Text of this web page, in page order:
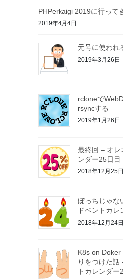
PHPerkaigi 2019に行って
2019年4月4日
元号に使われ
2019年3月26日
rcloneで
rsyncする
2019年1月26日
最終回 – オレ
ンダー25日目
2018年12月25日
ぼっちじゃな
ドベントカレ
2018年12月24日
K8s on Doker
りをつけた話
トカレンダー